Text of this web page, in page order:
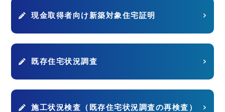
現金取得者向け新築対象住宅証明
既存住宅状況調査
施工状況検査（既存住宅状況調査の再検査）